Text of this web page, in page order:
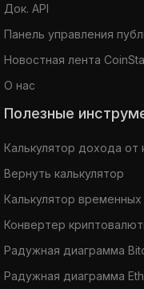
Док. API
Панель управления
Новостная лента
О нас
Полезные
Калькулятор дохода от
Вернуть калькулятор
Калькулятор
Конвертер
Радужная диаграмма
Радужная диаграмма